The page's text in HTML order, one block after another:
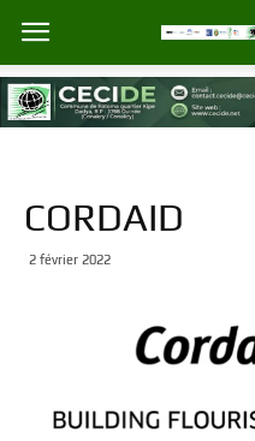
CORDAID
2 février 2022